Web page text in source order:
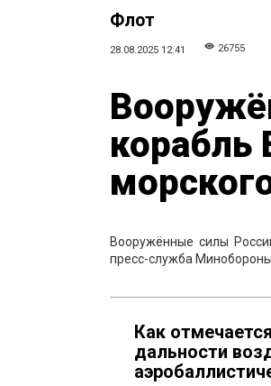
Флот
28.08.2025 12:41 26755
Вооружённые силы
пресс-служба Минобороны
Как
дальности